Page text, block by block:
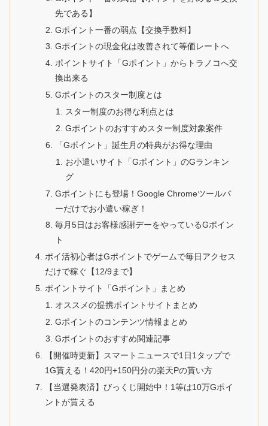
先である】
Gポイント一番の弱点【交換手数料】
Gポイントの現金化は改善されて等価レートへ
ポイントサイト「Gポイント」からトラノコへ交
換出来る
Gポイントのスター制度とは
スター制度のお得な利点とは
Gポイントのおすすめスター制度対象案件
「Gポイント」誕生月の特典がお得な理由
お小遣いサイト「Gポイント」のGランキン
グ
Gポイントにも登場！Google Chromeツールバ
ーだけでお小遣い稼ぎ！
毎月5日はお客様感謝デーをやっているGポイン
ト
ポイ活初心者はGポイントでゲームで毎日アクセス
だけで稼ぐ【12/9まで】
ポイントサイト「Gポイント」まとめ
オススメの提携ポイントサイトまとめ
Gポイントのコンテンツ情報まとめ
Gポイントのおすすめ関連記事
【開催時更新】スマートニュースで1日1タップで
1G貰える！420円+150円分の楽天Pの貰い方
【当選発表済】びっくじ開始中！1等は10万Gポイ
ントが貰える